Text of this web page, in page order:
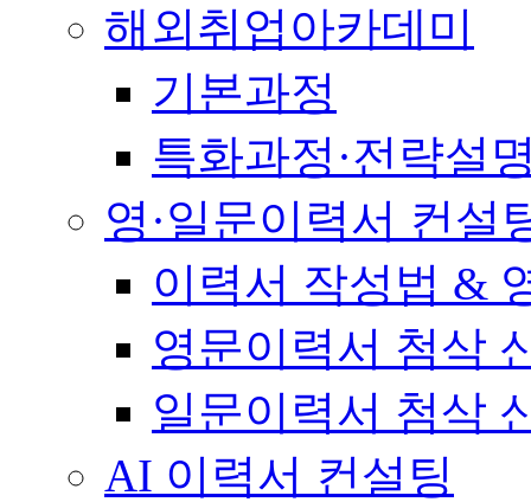
해외취업아카데미
기본과정
특화과정·전략설
영·일문이력서 컨설
이력서 작성법 &
영문이력서 첨삭
일문이력서 첨삭
AI 이력서 컨설팅